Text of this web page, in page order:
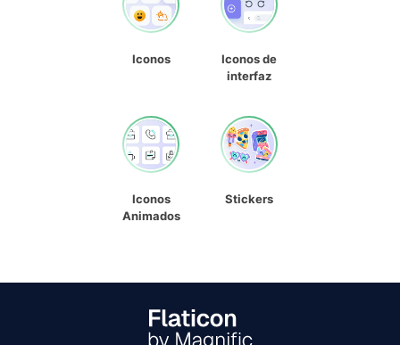
Iconos
Iconos de
interfaz
Iconos
Animados
Stickers